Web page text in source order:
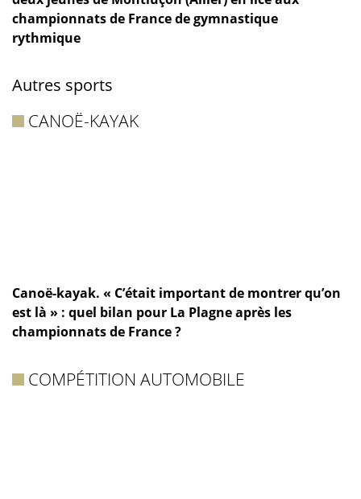
championnats de France de gymnastique
rythmique
Autres sports
CANOË-KAYAK
Canoë-kayak. « C’était important de montrer qu’on
est là » : quel bilan pour La Plagne après les
championnats de France ?
COMPÉTITION AUTOMOBILE